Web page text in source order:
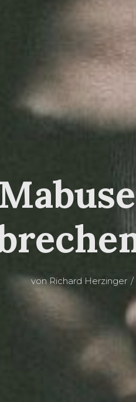
vonRichard Herzinger